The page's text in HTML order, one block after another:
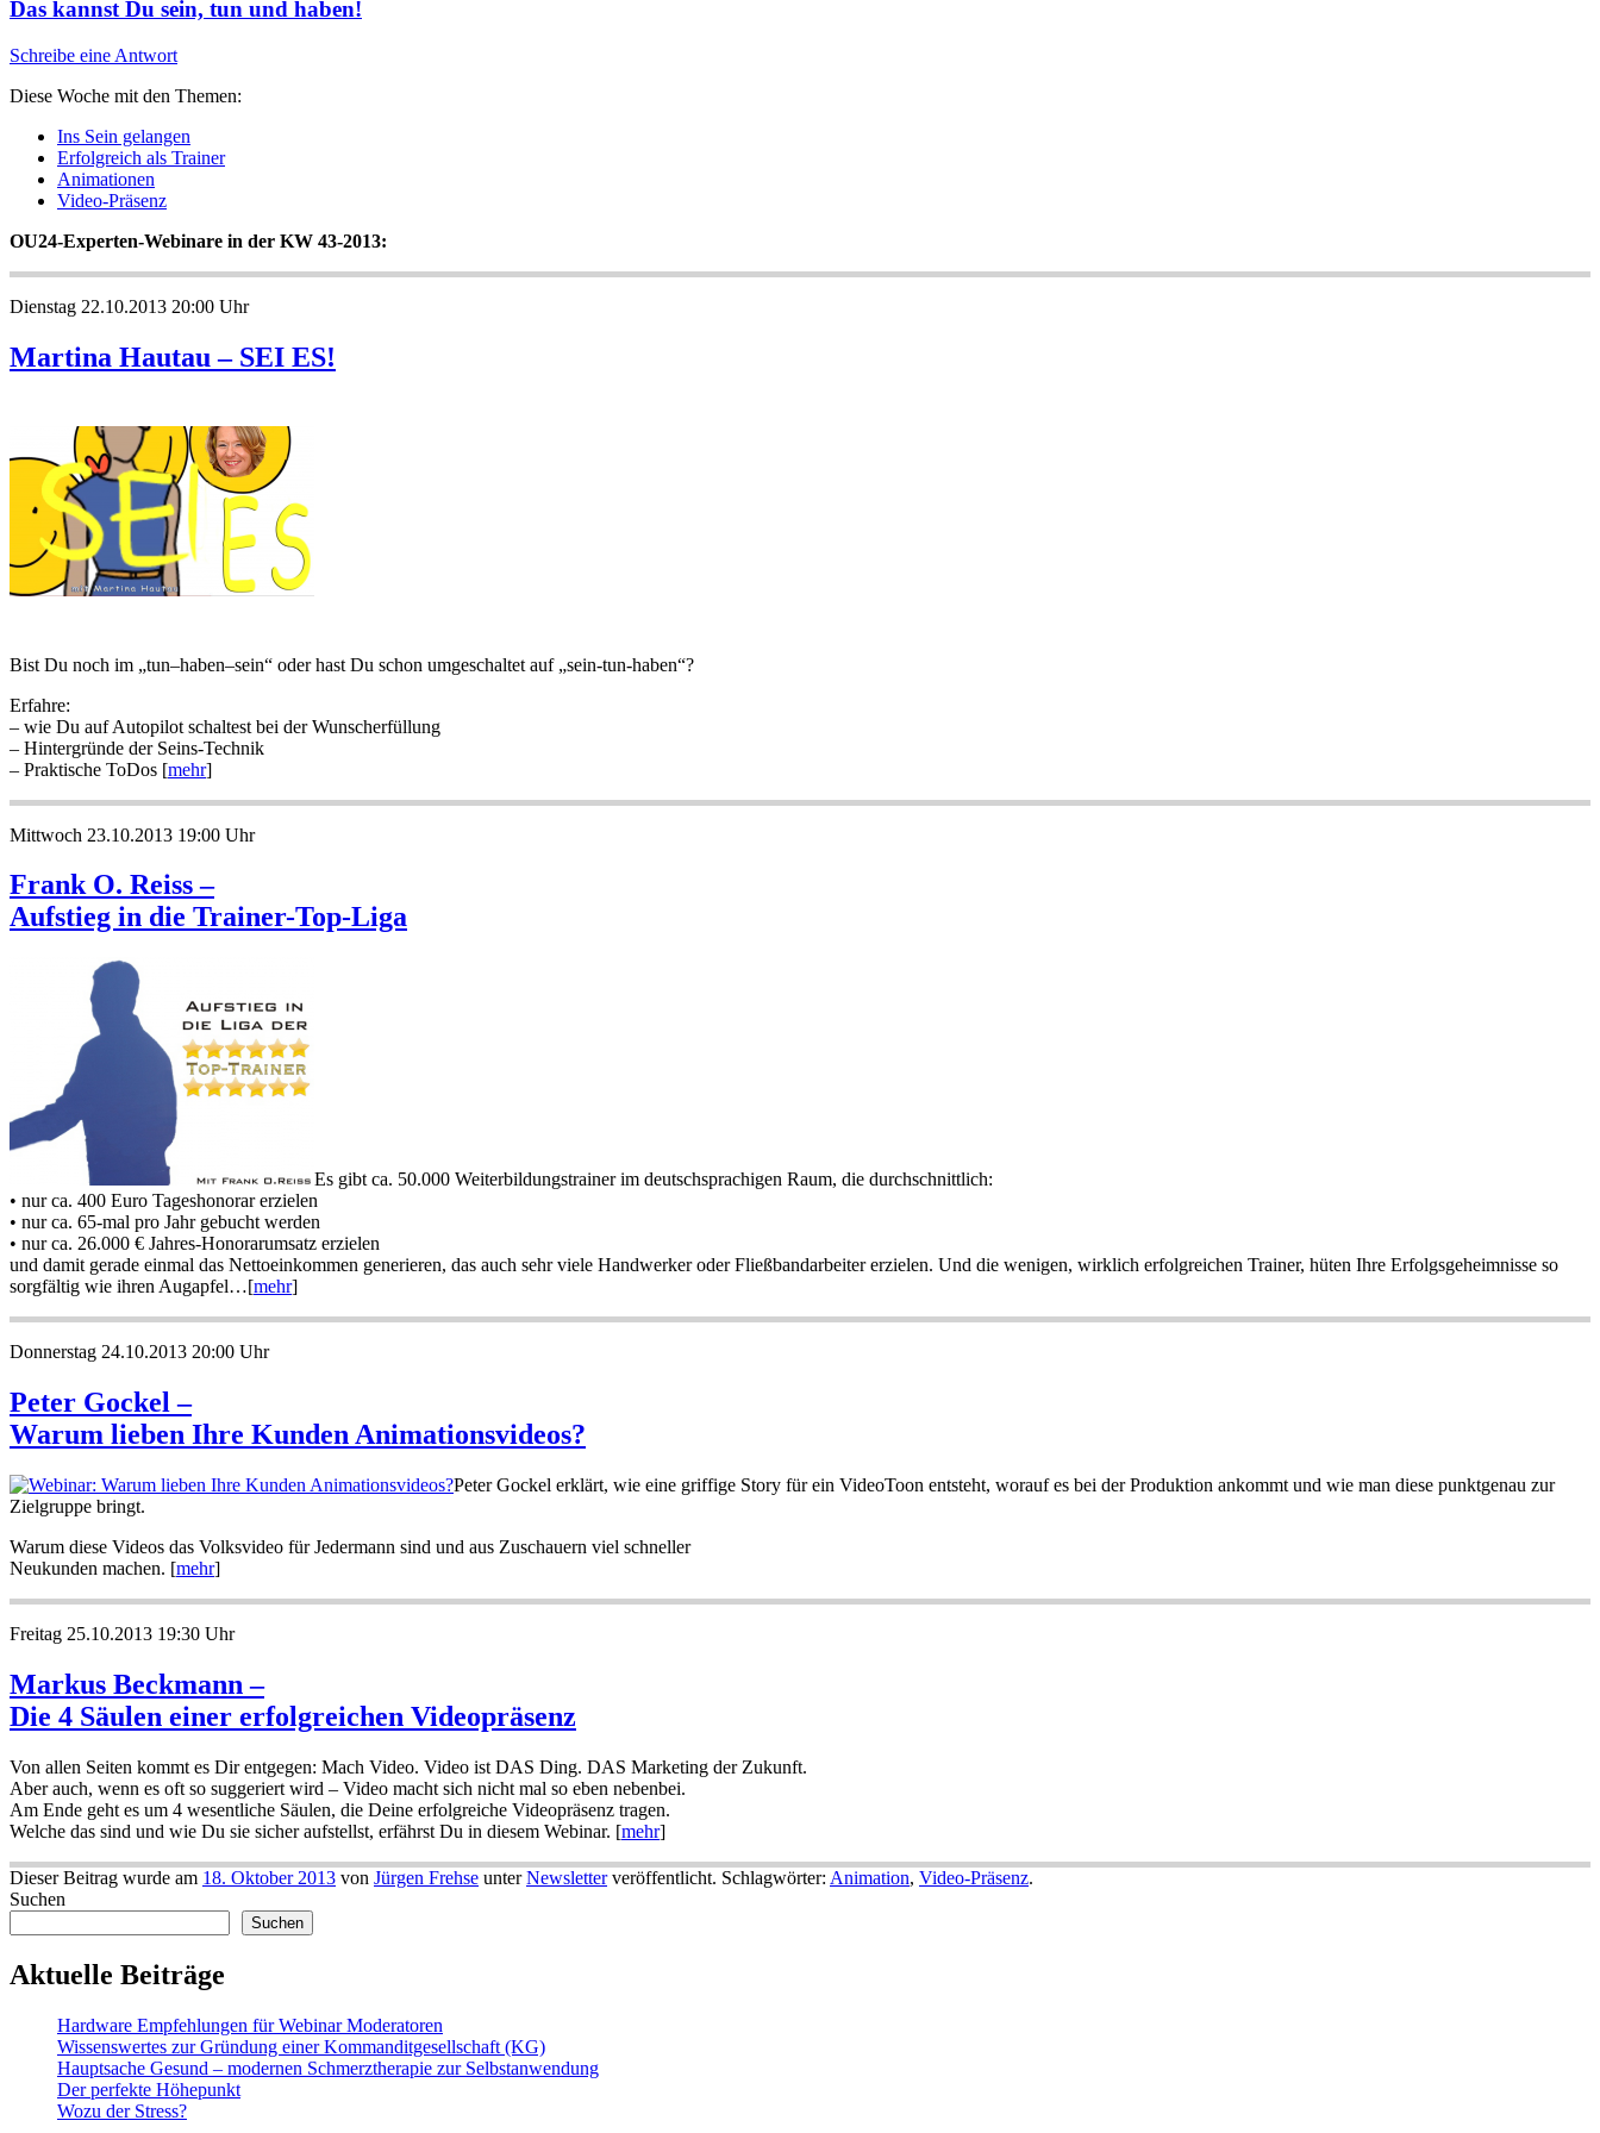
Das kannst Du sein, tun und haben!
Schreibe eine Antwort
Diese Woche mit den Themen:
Ins Sein gelangen
Erfolgreich als Trainer
Animationen
Video-Präsenz
OU24-Experten-Webinare in der KW 43-2013:
Dienstag 22.10.2013 20:00 Uhr
Martina Hautau – SEI ES!
Bist Du noch im „tun–haben–sein“ oder hast Du schon umgeschaltet auf „sein-tun-haben“?
Erfahre:
– wie Du auf Autopilot schaltest bei der Wunscherfüllung
– Hintergründe der Seins-Technik
– Praktische ToDos [mehr]
Mittwoch 23.10.2013 19:00 Uhr
Frank O. Reiss –
Aufstieg in die Trainer-Top-Liga
Es gibt ca. 50.000 Weiterbildungstrainer im deutschsprachigen Raum, die durchschnittlich:
• nur ca. 400 Euro Tageshonorar erzielen
• nur ca. 65-mal pro Jahr gebucht werden
• nur ca. 26.000 € Jahres-Honorarumsatz erzielen
und damit gerade einmal das Nettoeinkommen generieren, das auch sehr viele Handwerker oder Fließbandarbeiter erzielen. Und die wenigen, wirklich erfolgreichen Trainer, hüten Ihre Erfolgsgeheimnisse so
sorgfältig wie ihren Augapfel…[mehr]
Donnerstag 24.10.2013 20:00 Uhr
Peter Gockel –
Warum lieben Ihre Kunden Animationsvideos?
Peter Gockel erklärt, wie eine griffige Story für ein VideoToon entsteht, worauf es bei der Produktion ankommt und wie man diese punktgenau zur
Zielgruppe bringt.
Warum diese Videos das Volksvideo für Jedermann sind und aus Zuschauern viel schneller
Neukunden machen. [mehr]
Freitag 25.10.2013 19:30 Uhr
Markus Beckmann –
Die 4 Säulen einer erfolgreichen Videopräsenz
Von allen Seiten kommt es Dir entgegen: Mach Video. Video ist DAS Ding. DAS Marketing der Zukunft.
Aber auch, wenn es oft so suggeriert wird – Video macht sich nicht mal so eben nebenbei.
Am Ende geht es um 4 wesentliche Säulen, die Deine erfolgreiche Videopräsenz tragen.
Welche das sind und wie Du sie sicher aufstellst, erfährst Du in diesem Webinar. [mehr]
Dieser Beitrag wurde am 18. Oktober 2013 von Jürgen Frehse unterNewsletterveröffentlicht. Schlagwörter: Animation, Video-Präsenz.
Suchen
Suchen
Aktuelle Beiträge
Hardware Empfehlungen für Webinar Moderatoren
Wissenswertes zur Gründung einer Kommanditgesellschaft (KG)
Hauptsache Gesund – modernen Schmerztherapie zur Selbstanwendung
Der perfekte Höhepunkt
Wozu der Stress?